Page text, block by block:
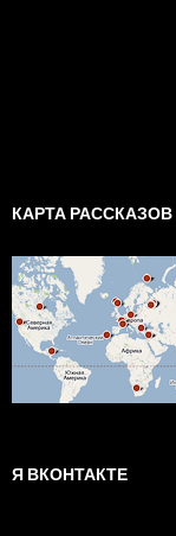
КАРТА РАССКАЗОВ
Я ВКОНТАКТЕ